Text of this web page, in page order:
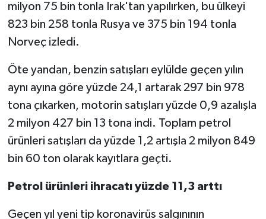
milyon 75 bin tonla Irak'tan yapılırken, bu ülkeyi
823 bin 258 tonla Rusya ve 375 bin 194 tonla
Norveç izledi.
Öte yandan, benzin satışları eylülde geçen yılın
aynı ayına göre yüzde 24,1 artarak 297 bin 978
tona çıkarken, motorin satışları yüzde 0,9 azalışla
2 milyon 427 bin 13 tona indi. Toplam petrol
ürünleri satışları da yüzde 1,2 artışla 2 milyon 849
bin 60 ton olarak kayıtlara geçti.
Petrol ürünleri ihracatı yüzde 11,3 arttı
Geçen yıl yeni tip koronavirüs salgınının